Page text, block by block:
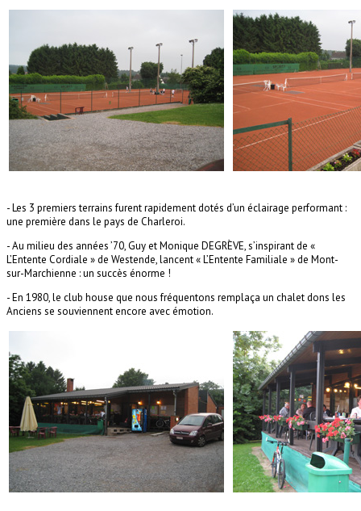
- Les 3 premiers terrains furent rapidement dotés d’un éclairage performant :
une première dans le pays de Charleroi.
-Au milieu des années ’70, Guy et Monique DEGRÈVE, s’inspirant de «
L’Entente Cordiale » de Westende, lancent « L’Entente Familiale » de Mont-
sur-Marchienne : un succès énorme !
-En 1980, le club house que nous fréquentons remplaça un chalet dons les
Anciens se souviennent encore avec émotion.